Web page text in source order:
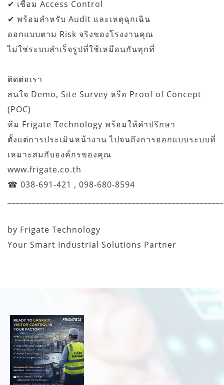
✔ เชื่อม Access Control
✔ พร้อมสำหรับ Audit และเหตุฉุกเฉิน
ออกแบบตาม Risk จริงของโรงงานคุณ
ไม่ใช่ระบบสำเร็จรูปที่ใช้เหมือนกันทุกที่
ติดต่อเรา
สนใจ Demo, Site Survey หรือ Proof of Concept
(POC)
ทีม Frigate Technology พร้อมให้คำปรึกษา
ตั้งแต่การประเมินหน้างาน ไปจนถึงการออกแบบระบบที่
เหมาะสมกับองค์กรของคุณ
www.frigate.co.th
☎ 038-691-421 , 098-680-8594
by Frigate Technology
Your Smart Industrial Solutions Partner